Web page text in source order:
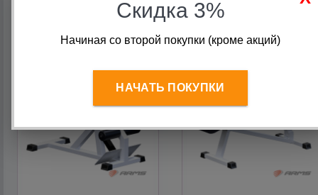
Скидка 3%
Начиная со второй покупки (кроме акций)
НАЧАТЬ ПОКУПКИ